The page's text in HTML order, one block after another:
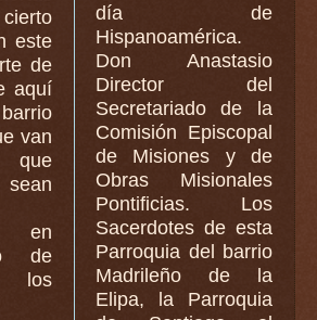
este
de
aquí
van
que
en
los
día de
Hispanoamérica.
Don Anastasio
Director del
Secretariado de la
Comisión Episcopal
de Misiones y de
Obras Misionales
Pontificias. Los
Sacerdotes de esta
Parroquia del barrio
Madrileño de la
Elipa, la Parroquia